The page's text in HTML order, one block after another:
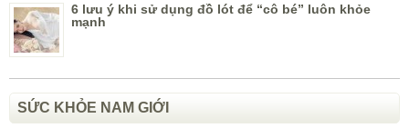
6 lưu ý khi sử dụng đồ lót để “cô bé” luôn khỏe
mạnh
SỨC KHỎE NAM GIỚI